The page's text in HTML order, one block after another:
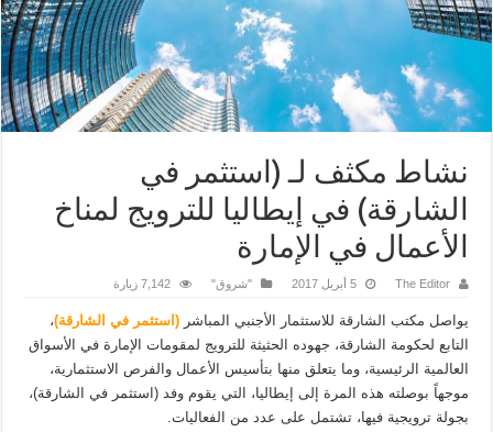
نشاط مكثف لـ (استثمر في
الشارقة) في إيطاليا للترويج لمناخ
الأعمال في الإمارة
The Editor 5 أبريل 2017 "شروق" 7,142 زيارة
يواصل مكتب الشارقة للاستثمار الأجنبي المباشر(استثمر في الشارقة)،
التابع لحكومة الشارقة، جهوده الحثيثة للترويج لمقومات الإمارة في الأسواق
العالمية الرئيسية، وما يتعلق منها بتأسيس الأعمال والفرص الاستثمارية،
موجهاً بوصلته هذه المرة إلى إيطاليا، التي يقوم وفد (استثمر في الشارقة)،
بجولة ترويجية فيها، تشتمل على عدد من الفعاليات.